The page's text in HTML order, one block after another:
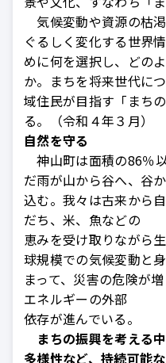
気候変動や資源の枯
ぐるしく変化する世界
めに何を選択し、どの
か。まちを将来世代に
域住民が目指す「まち
る。（令和４年３月）
自然を守る
神山町は面積の86％
だ雨が山から谷へ、谷
込む。我々は古来から
だち、米、魚などの
恵みを受け取りながら
球規模での気候変動と
まって、災害の危険が
エネルギーの外部
依存が進んでいる。
まちの振興を考える
多様性など、持続可能